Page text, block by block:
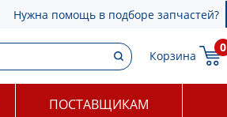
Нужна помощь в подборе запчастей?
Корзина
0
ПОСТАВЩИКАМ